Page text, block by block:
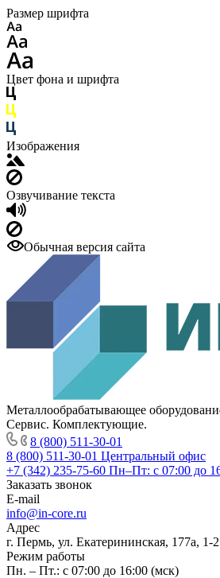
Размер шрифта
Цвет фона и шрифта
Изображения
Озвучивание текста
Обычная версия сайта
Металлообрабатывающее
Сервис. Комплектующие.
8 (800) 511-30-01
8 (800) 511-30-01 Центральный офис
+7 (342) 235-75-60 Пн–Пт: с 07:00 до
Заказать звонок
E-mail
info@in-core.ru
Адрес
г. Пермь, ул. ​Екатерининская, 177а, ​1-
Режим работы
Пн. – Пт.: с 07:00 до 16:00 (мск)